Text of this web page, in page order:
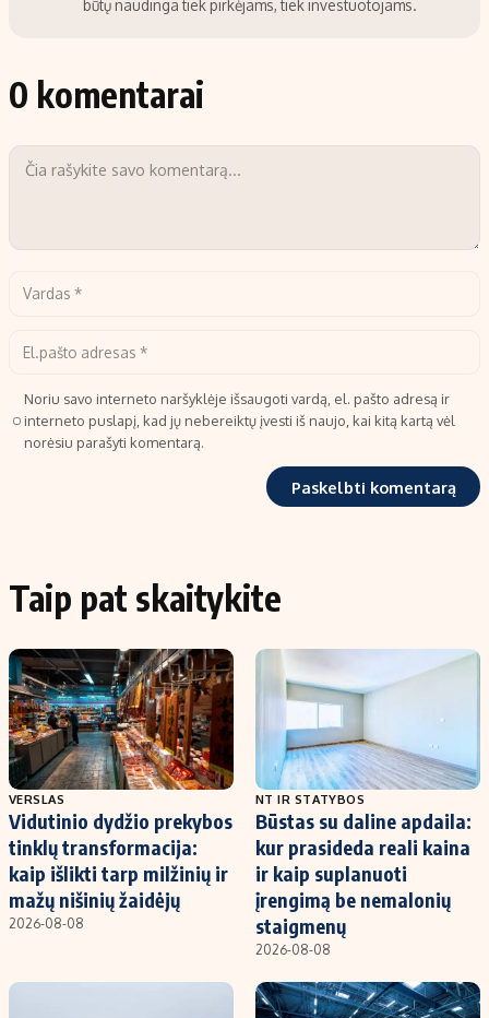
būtų naudinga tiek pirkėjams, tiek investuotojams.
0 komentarai
Noriu savo interneto naršyklėje išsaugoti vardą, el. pašto adresą ir
interneto puslapį, kad jų nebereiktų įvesti iš naujo, kai kitą kartą vėl
norėsiu parašyti komentarą.
Taip pat skaitykite
VERSLAS
Vidutinio dydžio prekybos
tinklų transformacija:
kaip išlikti tarp milžinių ir
mažų nišinių žaidėjų
2026-08-08
NT IR STATYBOS
Būstas su daline apdaila:
kur prasideda reali kaina
ir kaip suplanuoti
įrengimą be nemalonių
staigmenų
2026-08-08